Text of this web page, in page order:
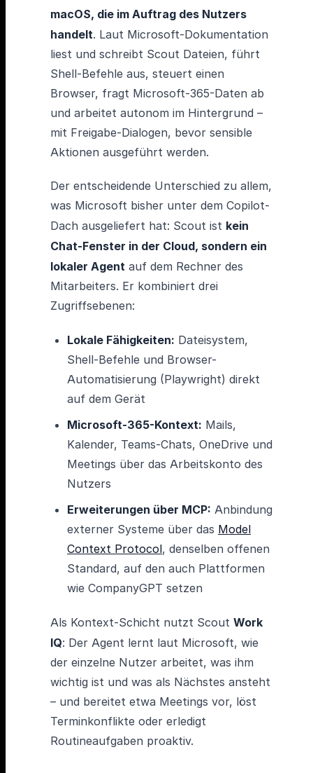
macOS, die im Auftrag des Nutzers
handelt. Laut Microsoft-Dokumentation
liest und schreibt Scout Dateien, führt
Shell-Befehle aus, steuert einen
Browser, fragt Microsoft-365-Daten ab
und arbeitet autonom im Hintergrund –
mit Freigabe-Dialogen, bevor sensible
Aktionen ausgeführt werden.
Der entscheidende Unterschied zu allem,
was Microsoft bisher unter dem Copilot-
Dach ausgeliefert hat: Scout ist kein
Chat-Fenster in der Cloud, sondern ein
lokaler Agent auf dem Rechner des
Mitarbeiters. Er kombiniert drei
Zugriffsebenen:
Lokale Fähigkeiten: Dateisystem,
Shell-Befehle und Browser-
Automatisierung (Playwright) direkt
auf dem Gerät
Microsoft-365-Kontext: Mails,
Kalender, Teams-Chats, OneDrive und
Meetings über das Arbeitskonto des
Nutzers
Erweiterungen über MCP: Anbindung
externer Systeme über das Model
Context Protocol, denselben offenen
Standard, auf den auch Plattformen
wie CompanyGPT setzen
Als Kontext-Schicht nutzt Scout Work
IQ: Der Agent lernt laut Microsoft, wie
der einzelne Nutzer arbeitet, was ihm
wichtig ist und was als Nächstes ansteht
– und bereitet etwa Meetings vor, löst
Terminkonflikte oder erledigt
Routineaufgaben proaktiv.